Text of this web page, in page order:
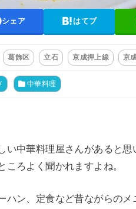
シェア はてブ
葛飾区 立石 京成押上線 京
中華料理
い中華料理屋さんがあると
ころよく聞かれますよね。
ハン、定食など昔ながらの